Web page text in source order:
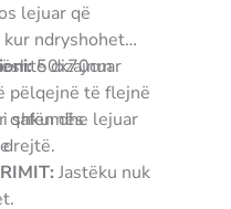
lejuar që
ndryshohet
dizajnuar
pëlqejnë të flejnë
qafën dhe lejuar
50x70cm
shkumës
Jastëku nuk